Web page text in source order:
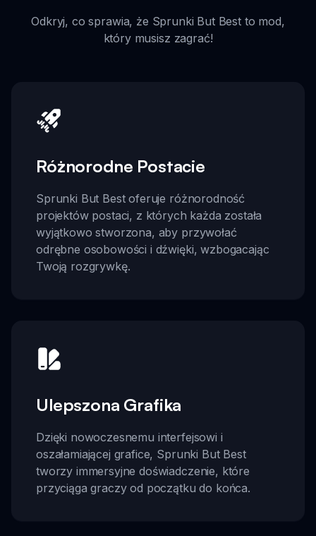
Odkryj, co sprawia, że Sprunki But Best to mod,
który musisz zagrać!
Różnorodne Postacie
Sprunki But Best oferuje różnorodność
projektów postaci, z których każda została
wyjątkowo stworzona, aby przywołać
odrębne osobowości i dźwięki, wzbogacając
Twoją rozgrywkę.
Ulepszona Grafika
Dzięki nowoczesnemu interfejsowi i
oszałamiającej grafice, Sprunki But Best
tworzy immersyjne doświadczenie, które
przyciąga graczy od początku do końca.